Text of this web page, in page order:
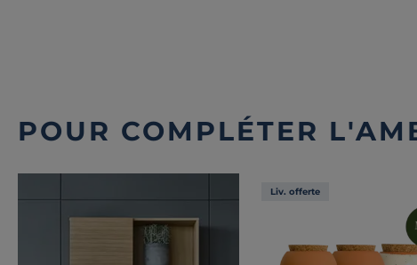
POUR COMPLÉTER
Liv. offerte